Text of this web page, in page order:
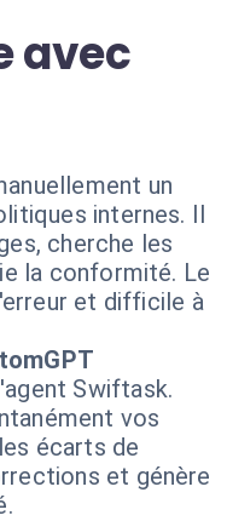
avec
un
internes. Il
cherche les
la conformité. Le
et difficile à
Swiftask.
vos
écarts de
et génère